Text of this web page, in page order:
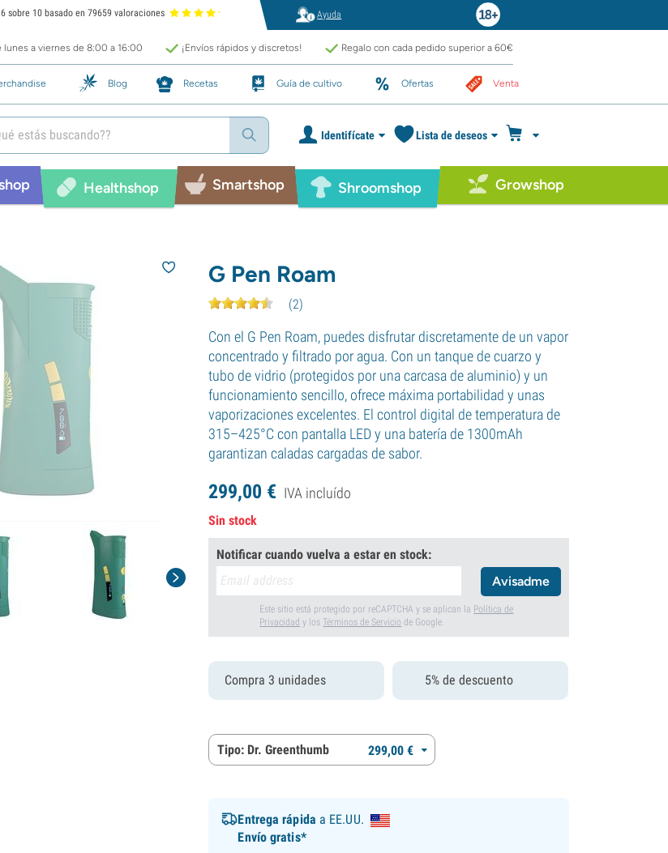
sobre 10 basado en 79659 valoraciones Ayuda
a viernes de 8:00 a 16:00 ¡Envíos rápidos y discretos! Regalo con cada pedido superior a 60€
Blog Recetas Guía de cultivo Ofertas Venta
Identifícate Lista de deseos
Healthshop Smartshop Shroomshop Growshop
G Pen Roam
(2)
Con el G Pen Roam, puedes disfrutar discretamente de un vapor
concentrado y filtrado por agua. Con un tanque de cuarzo y
tubo de vidrio (protegidos por una carcasa de aluminio) y un
funcionamiento sencillo, ofrece máxima portabilidad y unas
vaporizaciones excelentes. El control digital de temperatura de
315–425°C con pantalla LED y una batería de 1300mAh
garantizan caladas cargadas de sabor.
299,00 € IVA incluído
Sin stock
Notificar cuando vuelva a estar en stock:
Avisadme
Este sitio está protegido por reCAPTCHA y se aplican la Política de
Privacidad y losTérminos de Servicio de Google.
Compra 3 unidades 5% de descuento
Tipo: Dr. Greenthumb 299,00 €
Entrega rápida a EE.UU.
Envío gratis*